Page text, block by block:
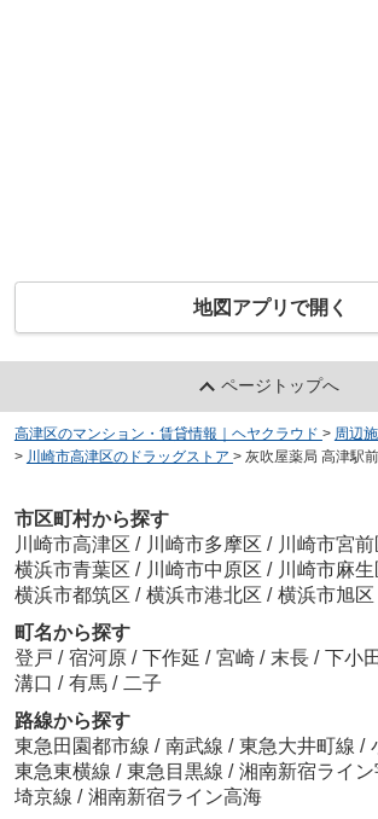
地図アプリで開く
ページトップへ
高津区のマンション・賃貸情報｜ヘヤクラウド > 周辺
> 川崎市高津区のドラッグストア > 灰吹屋薬局 高津駅
市区町村から探す
川崎市高津区 / 川崎市多摩区 / 川崎市宮前
横浜市青葉区 / 川崎市中原区 / 川崎市麻生
横浜市都筑区 / 横浜市港北区 / 横浜市旭区
町名から探す
登戸 / 宿河原 / 下作延 / 宮崎 / 末長 / 下小
溝口 / 有馬 / 二子
路線から探す
東急田園都市線 / 南武線 / 東急大井町線 /
東急東横線 / 東急目黒線 / 湘南新宿ライ
埼京線 / 湘南新宿ライン高海